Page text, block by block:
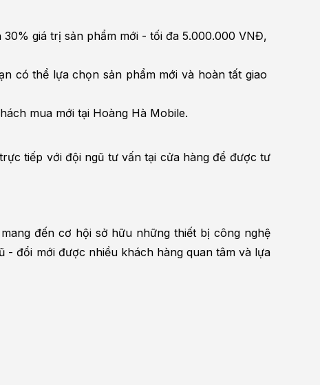
giá trị sản phẩm mới - tối đa 5.000.000 VNĐ,
có thể lựa chọn sản phẩm mới và hoàn tất giao
mua mới tại Hoàng Hà Mobile.
tiếp với đội ngũ tư vấn tại cửa hàng để được tư
đến cơ hội sở hữu những thiết bị công nghệ
- đổi mới được nhiều khách hàng quan tâm và lựa